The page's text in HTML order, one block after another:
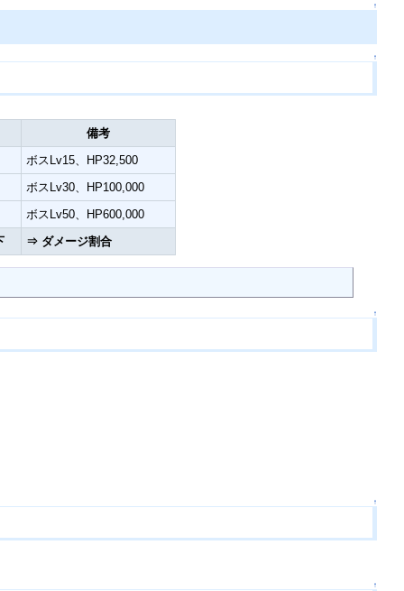
↑
↑
備考
⇒ ダメージ割合
ボスLv15、HP32,500
ボスLv30、HP100,000
ボスLv50、HP600,000
↑
↑
↑